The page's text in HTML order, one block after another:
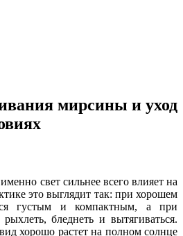
мирсины и уход
свет сильнее всего влияет на
это выглядит так: при хорошем
густым и компактным, а при
бледнеть и вытягиваться.
хорошо растет на полном солнце